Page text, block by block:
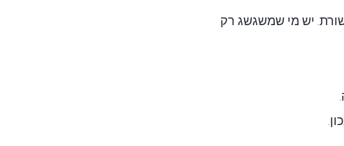
יש מי שמשגשג רק